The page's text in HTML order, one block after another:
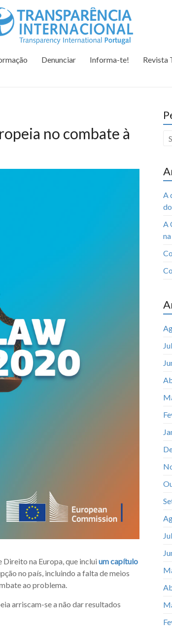
Denunciar Informa-te! Revista
no combate à
na Europa, que inclui um capítulo
no país, incluindo a falta de meios
ao problema.
arriscam-se a não dar resultados
A
A